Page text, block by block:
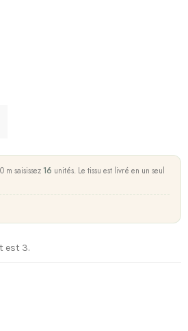
saisissez16 unités. Le tissu est livré en un seul
est 3.